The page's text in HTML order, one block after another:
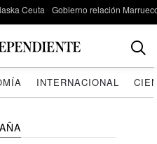
Ceuta Gobierno relación
INTERNACIONAL